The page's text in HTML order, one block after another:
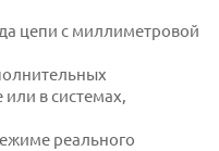
цепи с миллиметровой
в системах,
реального